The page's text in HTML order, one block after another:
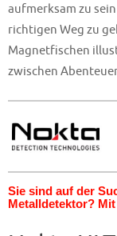
aufmerksam zu
richtigen Weg zu
Magnetfischen
zwischen
Sie sind auf der
Metalldetektor?